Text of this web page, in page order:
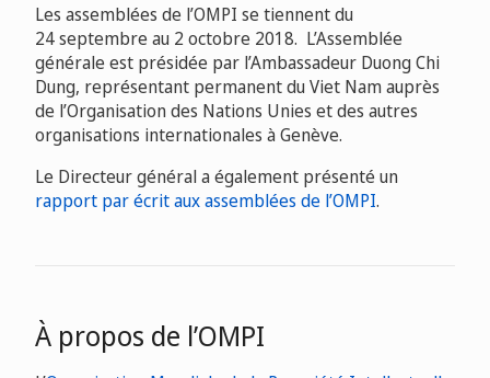
Les assemblées de l’OMPI se tiennent du
24 septembre au 2 octobre 2018. L’Assemblée
générale est présidée par l’Ambassadeur Duong Chi
Dung, représentant permanent du Viet Nam auprès
de l’Organisation des Nations Unies et des autres
organisations internationales à Genève.
Le Directeur général a également présenté un
rapport par écrit aux assemblées de l’OMPI.
À propos de l’OMPI